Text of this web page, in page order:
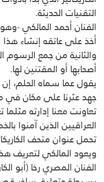
التقنيات الحديثة.
الفنان أحمد المالكي -
أخذ على عاتقه إنشاء
والثانية من جمع الرسوم
أصحابها أو المقتنين لها.
يقول عما سماه الحلم،
جهد عثرنا على مكان في
تعاونت معنا إدارته مثلما
العراقيين الذين آمنوا
تحمل عنوان متحف
ويعود المالكي لتعريف
الفنان المصري رخا (أبو